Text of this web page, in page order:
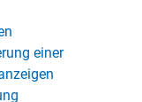
einer